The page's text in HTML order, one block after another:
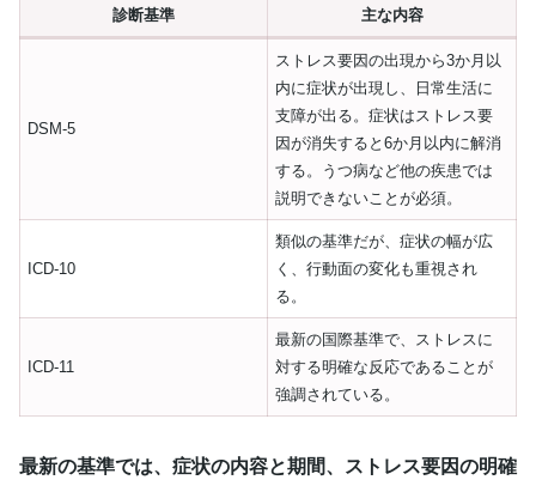
診断基準 主な内容
DSM-5
ストレス要因の出現から3か月以
内に症状が出現し、日常生活に
支障が出る。症状はストレス要
因が消失すると6か月以内に解消
する。うつ病など他の疾患では
説明できないことが必須。
ICD-10
類似の基準だが、症状の幅が広
く、行動面の変化も重視され
る。
ICD-11
最新の国際基準で、ストレスに
対する明確な反応であることが
強調されている。
最新の基準では、症状の内容と期間、ストレス要因の明確